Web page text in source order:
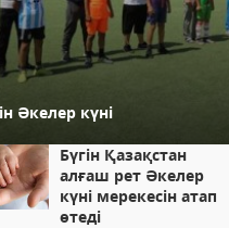
Әкелер күні
Бүгін Қазақстан
алғаш рет Әкелер
күні мерекесін атап
өтеді